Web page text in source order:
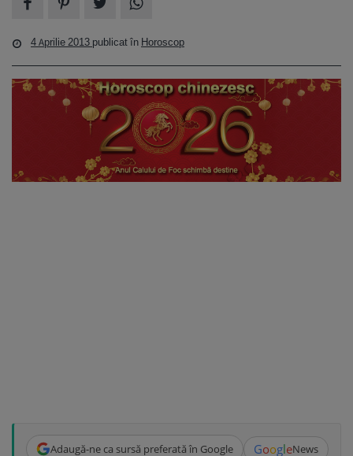
4 Aprilie 2013 publicat în Horoscop
Adaugă-ne ca sursă preferată în Google GoogleNews